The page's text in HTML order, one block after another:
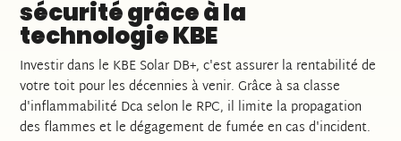
sécurité grâce à la
technologie KBE
Investir dans le KBE Solar DB+, c'est assurer la rentabilité de
votre toit pour les décennies à venir. Grâce à sa classe
d'inflammabilité Dca selon le RPC, il limite la propagation
des flammes et le dégagement de fumée en cas d'incident.